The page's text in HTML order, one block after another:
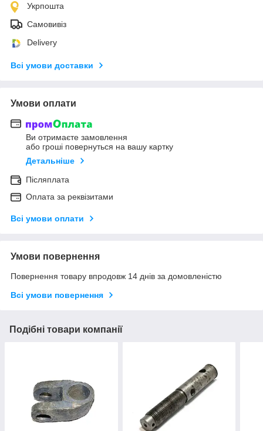
Укрпошта
Самовивіз
Delivery
Всі умови доставки
Умови оплати
Ви отримаєте замовлення
або гроші повернуться на вашу картку
Детальніше
Післяплата
Оплата за реквізитами
Всі умови оплати
Умови повернення
Повернення товару впродовж 14 днів за домовленістю
Всі умови повернення
Подібні товари компанії